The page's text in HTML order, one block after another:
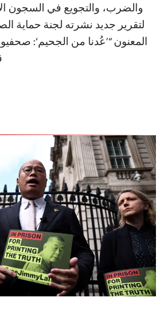
والضرب، والتجويع في السجون
لتقرير جديد نشرته لجنة حماية
المعنون “’عُدنا من الجحيم‘: